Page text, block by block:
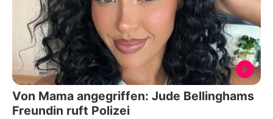
Von Mama angegriffen: Jude Bellinghams
Freundin ruft Polizei